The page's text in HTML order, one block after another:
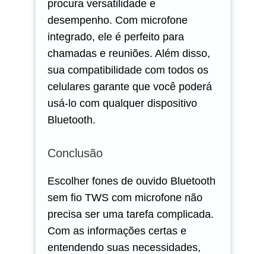
procura versatilidade e
desempenho. Com microfone
integrado, ele é perfeito para
chamadas e reuniões. Além disso,
sua compatibilidade com todos os
celulares garante que você poderá
usá-lo com qualquer dispositivo
Bluetooth.
Conclusão
Escolher fones de ouvido Bluetooth
sem fio TWS com microfone não
precisa ser uma tarefa complicada.
Com as informações certas e
entendendo suas necessidades,